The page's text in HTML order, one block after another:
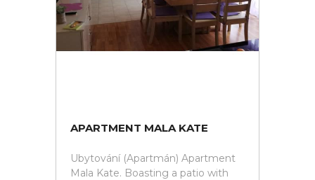
APARTMENT MALA KATE
Ubytování (Apartmán) Apartment
Mala Kate. Boasting a patio with